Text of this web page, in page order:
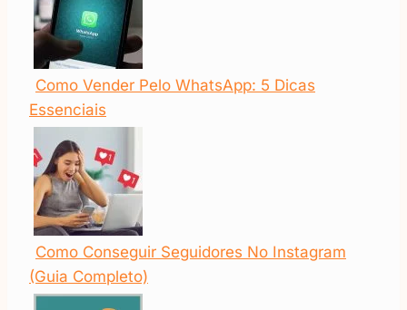
Como Vender Pelo WhatsApp: 5 Dicas
Essenciais
Como Conseguir Seguidores No Instagram
(Guia Completo)